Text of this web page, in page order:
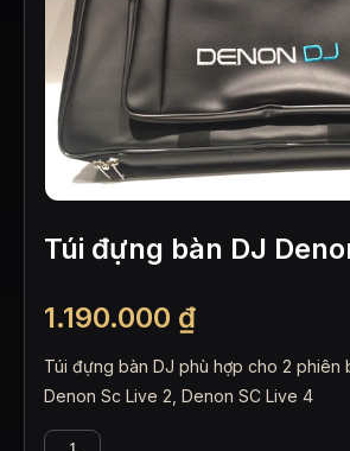
Túi đựng bàn DJ
1.190.000 ₫
Túi đựng bàn DJ phù hợp cho 2 phiên
Denon Sc Live 2, Denon SC Live 4
Túi